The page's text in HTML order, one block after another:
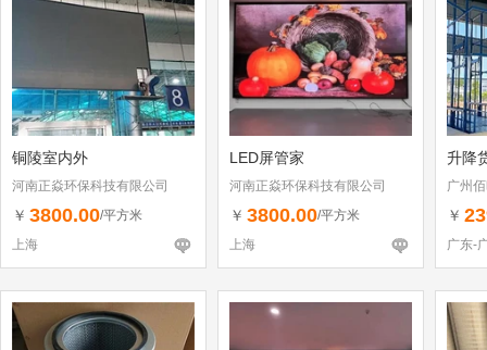
铜陵室内外
河南正焱环保科技有限公司
￥ 3800.00/平方米
上海
LED屏管家
河南正焱环保科技有限公司
￥ 3800.00/平方米
上海
升降
广州
￥
广东-